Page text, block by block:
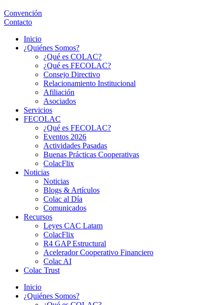
Convención
Contacto
Inicio
¿Quiénes Somos?
¿Qué es COLAC?
¿Qué es FECOLAC?
Consejo Directivo
Relacionamiento Institucional
Afiliación
Asociados
Servicios
FECOLAC
¿Qué es FECOLAC?
Eventos 2026
Actividades Pasadas
Buenas Prácticas Cooperativas
ColacFlix
Noticias
Noticias
Blogs & Artículos
Colac al Día
Comunicados
Recursos
Leyes CAC Latam
ColacFlix
R4 GAP Estructural
Acelerador Cooperativo Financiero
Colac AI
Colac Trust
Inicio
¿Quiénes Somos?